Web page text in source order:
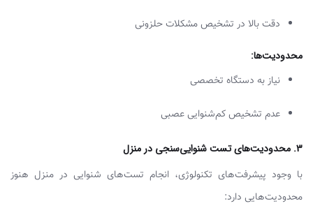
دقت بالا در تشخیص مشکلات حلزونی
محدودیت‌ها:
نیاز به دستگاه تخصصی
عدم تشخیص کم‌شنوایی عصبی
3. محدودیت‌های تست شنوایی‌سنجی در منزل
با وجود پیشرفت‌های تکنولوژی، انجام تست‌های شنوایی در منزل هنوز
محدودیت‌هایی دارد: